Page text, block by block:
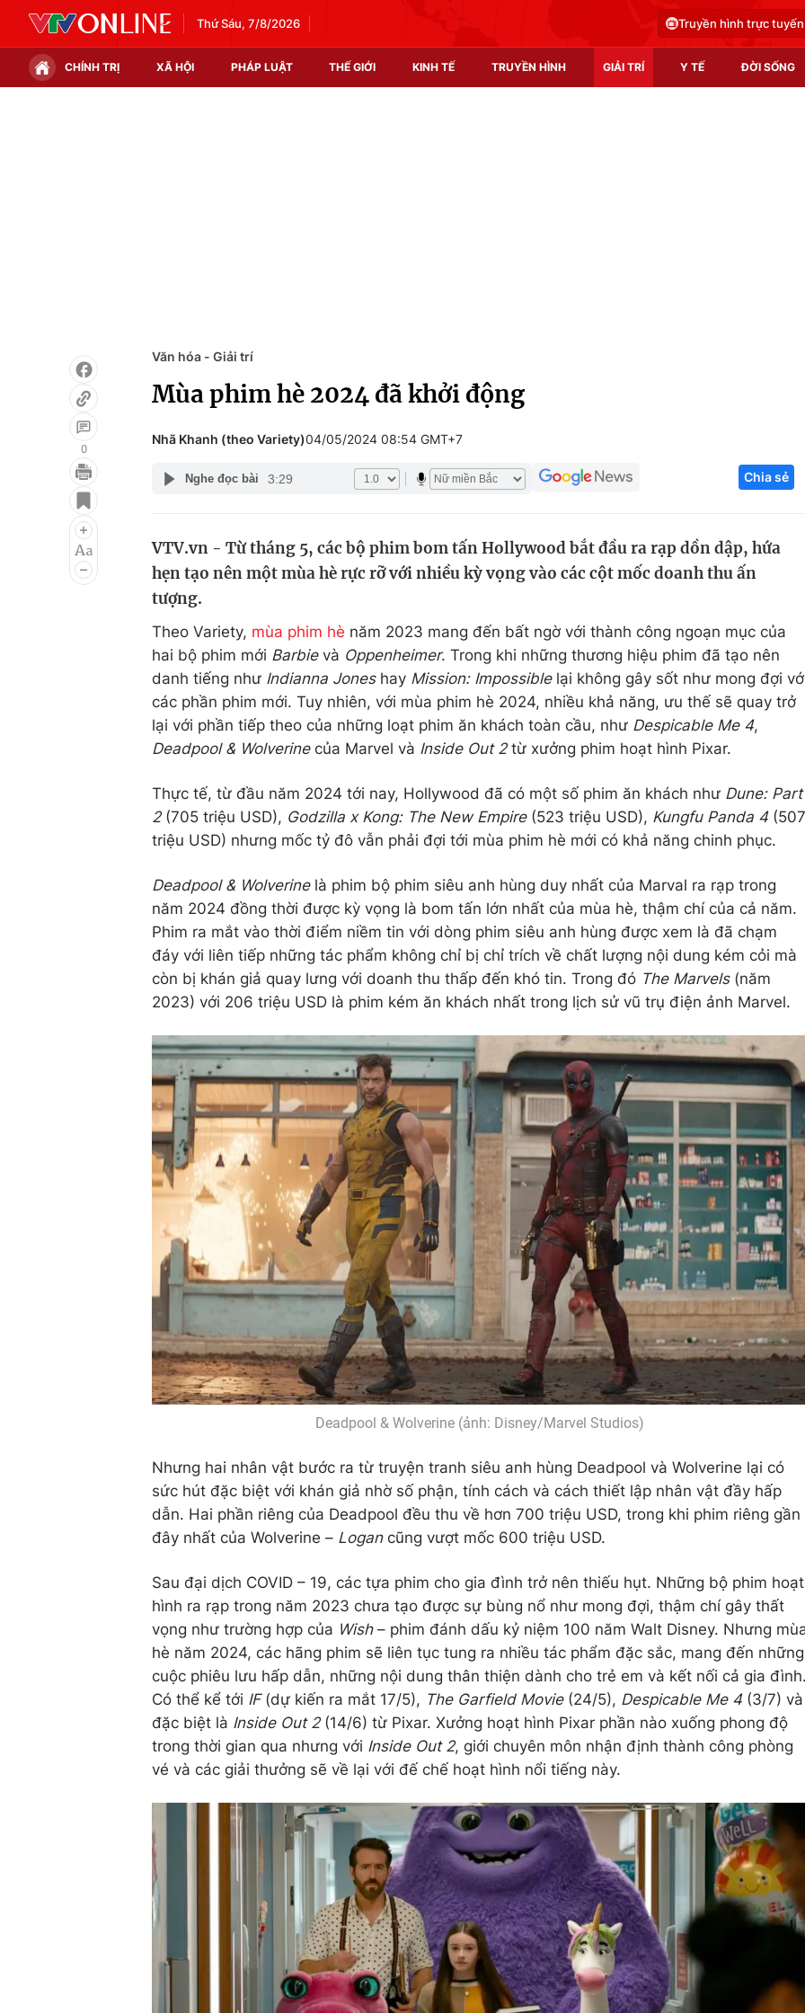
Thứ Sáu, 7/8/2026 Truyền hình trực tuyến
CHÍNH TRỊ XÃ HỘI PHÁP LUẬT THẾ GIỚI KINH TẾ TRUYỀN HÌNH GIẢI TRÍ Y TẾ ĐỜI SỐNG
Điện ảnh
Âm nhạc
Làm đẹp
Giáo dục
Học trực tuyến
Công nghệ
Sản phẩm
Tư vấn
0
Văn hóa - Giải trí
Mùa phim hè 2024 đã khởi động
Nhã Khanh (theo Variety)04/05/2024 08:54 GMT+7
Nghe đọc bài 3:29 Chia sẻ
VTV.vn - Từ tháng 5, các bộ phim bom tấn Hollywood bắt đầu ra rạp dồn dập, hứa
hẹn tạo nên một mùa hè rực rỡ với nhiều kỳ vọng vào các cột mốc doanh thu ấn
tượng.
Theo Variety, mùa phim hè năm 2023 mang đến bất ngờ với thành công ngoạn mục của
hai bộ phim mới Barbie và Oppenheimer. Trong khi những thương hiệu phim đã tạo nên
danh tiếng như Indianna Joneshay Mission: Impossiblelại không gây sốt như mong đợi
các phần phim mới. Tuy nhiên, với mùa phim hè 2024, nhiều khả năng, ưu thế sẽ quay trở
lại với phần tiếp theo của những loạt phim ăn khách toàn cầu, như Despicable Me 4,
Deadpool & Wolverinecủa Marvel và Inside Out 2từ xưởng phim hoạt hình Pixar.
Thực tế, từ đầu năm 2024 tới nay, Hollywood đã có một số phim ăn khách như Dune: Part
2(705 triệu USD), Godzilla x Kong: The New Empire (523 triệu USD), Kungfu Panda 4(507
triệu USD) nhưng mốc tỷ đô vẫn phải đợi tới mùa phim hè mới có khả năng chinh phục.
Deadpool & Wolverinelà phim bộ phim siêu anh hùng duy nhất của Marval ra rạp trong
năm 2024 đồng thời được kỳ vọng là bom tấn lớn nhất của mùa hè, thậm chí của cả năm.
Phim ra mắt vào thời điểm niềm tin với dòng phim siêu anh hùng được xem là đã chạm
đáy với liên tiếp những tác phẩm không chỉ bị chỉ trích về chất lượng nội dung kém cỏi mà
còn bị khán giả quay lưng với doanh thu thấp đến khó tin. Trong đó The Marvels(năm
2023) với 206 triệu USD là phim kém ăn khách nhất trong lịch sử vũ trụ điện ảnh Marvel.
Deadpool & Wolverine (ảnh: Disney/Marvel Studios)
Nhưng hai nhân vật bước ra từ truyện tranh siêu anh hùng Deadpool và Wolverine lại có
sức hút đặc biệt với khán giả nhờ số phận, tính cách và cách thiết lập nhân vật đầy hấp
dẫn. Hai phần riêng của Deadpool đều thu về hơn 700 triệu USD, trong khi phim riêng gần
đây nhất của Wolverine – Logancũng vượt mốc 600 triệu USD.
Sau đại dịch COVID – 19, các tựa phim cho gia đình trở nên thiếu hụt. Những bộ phim hoạt
hình ra rạp trong năm 2023 chưa tạo được sự bùng nổ như mong đợi, thậm chí gây thất
vọng như trường hợp của Wish– phim đánh dấu kỷ niệm 100 năm Walt Disney. Nhưng
hè năm 2024, các hãng phim sẽ liên tục tung ra nhiều tác phẩm đặc sắc, mang đến những
cuộc phiêu lưu hấp dẫn, những nội dung thân thiện dành cho trẻ em và kết nối cả gia
Có thể kể tới IF(dự kiến ra mắt 17/5), The Garfield Movie(24/5), Despicable Me 4(3/7) và
đặc biệt là Inside Out 2(14/6) từ Pixar. Xưởng hoạt hình Pixar phần nào xuống phong độ
trong thời gian qua nhưng với Inside Out 2, giới chuyên môn nhận định thành công phòng
vé và các giải thưởng sẽ về lại với đế chế hoạt hình nổi tiếng này.